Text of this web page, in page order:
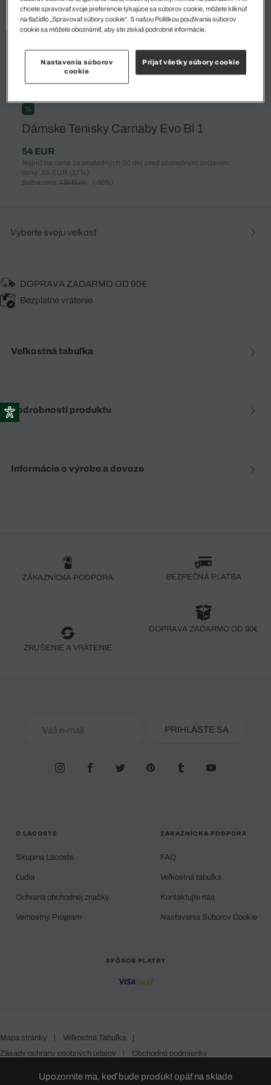
%
Dámske Tenisky Carnaby Evo Bl 1
54 EUR
Najnižšia cena za posledných 30 dní pred posledným znížením
ceny: 65 EUR (17%)
Bežná cena: 135 EUR (-60%)
Vyberte svoju veľkosť
DOPRAVA ZADARMO OD 90€
Bezplatné vrátenie
Veľkostná tabuľka
Podrobnosti produktu
Informácie o výrobe a dovoze
Upozornite ma, keď bude produkt opäť na sklade
ZÁKAZNÍCKA PODPORA BEZPEČNÁ PLATBA
ZRUŠENIE A VRÁTENIE
DOPRAVA ZADARMO OD 90€
PRIHLÁSTE SA
O LACOSTE
Skupina Lacoste
Ľudia
Ochrana obchodnej značky
Vernostný Program
ZÁKAZNÍCKA PODPORA
FAQ
Veľkostná tabuľka
Kontaktujte nás
Nastavenia Súborov Cookie
SPÔSOB PLATBY
Mapa stránky | Veľkostná Tabuľka
|
Zásady ochrany osobných údajov
| Obchodné podmienky
chcete spravovať svoje preferencie týkajúce sa súborov cookie, môžete kliknúť
na tlačidlo „Spravovať súbory cookie“. S našou Politikou používania súborov
cookie sa môžete oboznámiť, aby ste získali podrobné informácie.
Nastavenia súborov
cookie
Prijať všetky súbory cookie